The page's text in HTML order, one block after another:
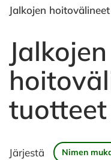
Jalkojen
Jalkojen
tuotteet
Järjestä Nimen